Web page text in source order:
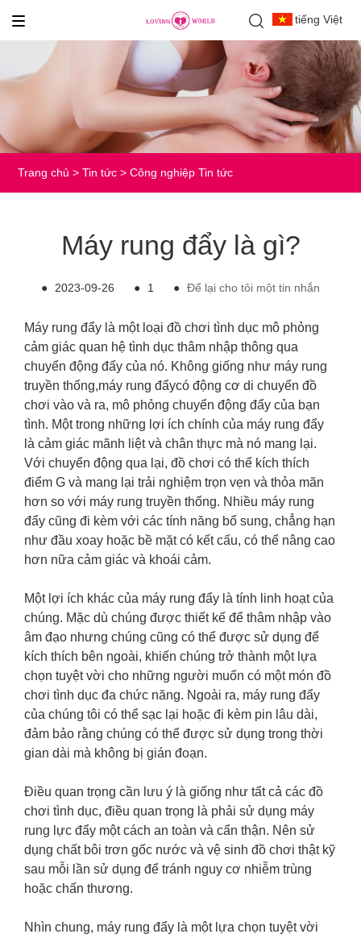
tiếng Việt
Trang chủ > Tin tức >Công nghiệp Tin tức
Máy rung đẩy là gì?
● 2023-09-26 ● 1 ● Để lại cho tôi một tin nhắn
Máy rung đẩy là một loại đồ chơi tình dục mô phỏng
cảm giác quan hệ tình dục thâm nhập thông qua
chuyển động đẩy của nó. Không giống như máy rung
truyền thống,máy rung đẩycó động cơ di chuyển đồ
chơi vào và ra, mô phỏng chuyển động đẩy của bạn
tình. Một trong những lợi ích chính của máy rung đẩy
là cảm giác mãnh liệt và chân thực mà nó mang lại.
Với chuyển động qua lại, đồ chơi có thể kích thích
điểm G và mang lại trải nghiệm trọn vẹn và thỏa mãn
hơn so với máy rung truyền thống. Nhiều máy rung
đẩy cũng đi kèm với các tính năng bổ sung, chẳng hạn
như đầu xoay hoặc bề mặt có kết cấu, có thể nâng cao
hơn nữa cảm giác và khoái cảm.
Một lợi ích khác của máy rung đẩy là tính linh hoạt của
chúng. Mặc dù chúng được thiết kế để thâm nhập vào
âm đạo nhưng chúng cũng có thể được sử dụng để
kích thích bên ngoài, khiến chúng trở thành một lựa
chọn tuyệt vời cho những người muốn có một món đồ
chơi tình dục đa chức năng. Ngoài ra, máy rung đẩy
của chúng tôi có thể sạc lại hoặc đi kèm pin lâu dài,
đảm bảo rằng chúng có thể được sử dụng trong thời
gian dài mà không bị gián đoạn.
Điều quan trọng cần lưu ý là giống như tất cả các đồ
chơi tình dục, điều quan trọng là phải sử dụng máy
rung lực đẩy một cách an toàn và cẩn thận. Nên sử
dụng chất bôi trơn gốc nước và vệ sinh đồ chơi thật kỹ
sau mỗi lần sử dụng để tránh nguy cơ nhiễm trùng
hoặc chấn thương.
Nhìn chung, máy rung đẩy là một lựa chọn tuyệt vời